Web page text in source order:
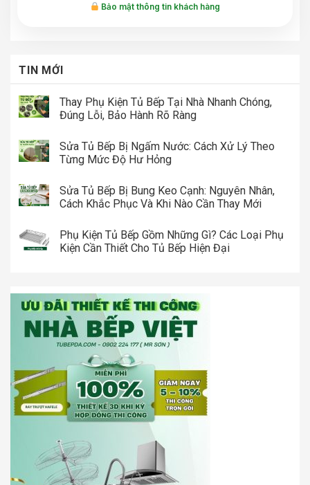
Bảo mật thông tin khách hàng
TIN MỚI
Thay Phụ Kiện Tủ Bếp Tại Nhà Nhanh Chóng,
Đúng Lỗi, Bảo Hành Rõ Ràng
Sửa Tủ Bếp Bị Ngấm Nước: Cách Xử Lý Theo
Từng Mức Độ Hư Hỏng
Sửa Tủ Bếp Bị Bung Keo Cạnh: Nguyên Nhân,
Cách Khắc Phục Và Khi Nào Cần Thay Mới
Phụ Kiện Tủ Bếp Gồm Những Gì? Các Loại Phụ
Kiện Cần Thiết Cho Tủ Bếp Hiện Đại